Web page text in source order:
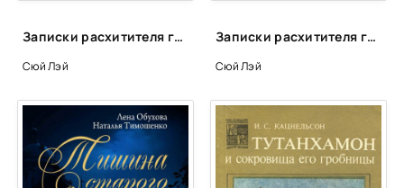
Записки расхитителя гробниц - Лэй Сюй
Сюй Лэй
Записки расхитителя гробниц. Том 4 - Лэй Сюй
Сюй Лэй